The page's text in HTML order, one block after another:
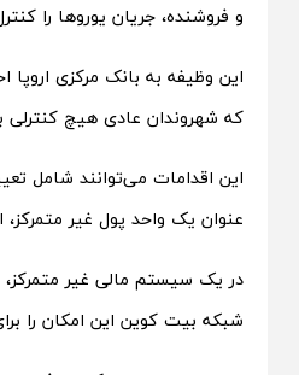
و فروشنده، جریان یوروها را
این وظیفه به بانک مرکزی
که شهروندان عادی هیچ کنترلی
این اقدامات می‌‌توانند شامل
عنوان یک واحد پول غیر
در یک سیستم مالی غیر متمرکز،
شبکه بیت کوین این امکان را